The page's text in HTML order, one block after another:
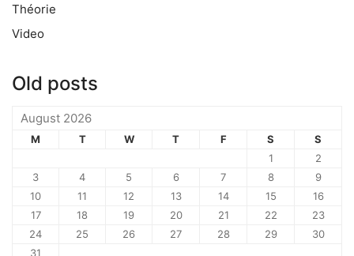
Théorie
Video
Old posts
August 2026
M T W T F S
S
1
2
3
4 5 6 7 8
9
10
11 12 13 14 15
16
17
18 19 20 21 22
23
24
25 26 27 28 29
30
31